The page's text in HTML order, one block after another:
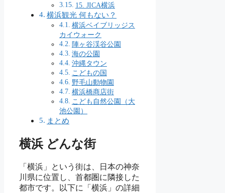
15. JICA横浜
横浜観光 何もない？
横浜ベイブリッジス
カイウォーク
陣ヶ谷渓谷公園
海の公園
沖縄タウン
こどもの国
野毛山動物園
横浜橋商店街
こども自然公園（大
池公園）
まとめ
横浜 どんな街
「横浜」という街は、日本の神奈
川県に位置し、首都圏に隣接した
都市です。以下に「横浜」の詳細